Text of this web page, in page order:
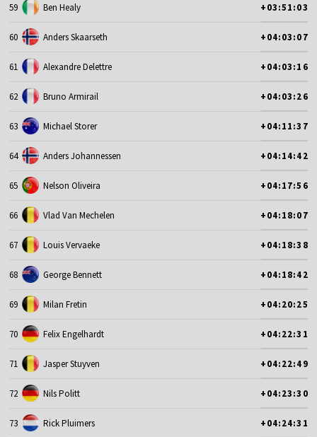
59 Ben Healy +03:51:03
60 Anders Skaarseth +04:03:07
61 Alexandre Delettre +04:03:16
62 Bruno Armirail +04:03:26
63 Michael Storer +04:11:37
64 Anders Johannessen +04:14:42
65 Nelson Oliveira +04:17:56
66 Vlad Van Mechelen +04:18:07
67 Louis Vervaeke +04:18:38
68 George Bennett +04:18:42
69 Milan Fretin +04:20:25
70 Felix Engelhardt +04:22:31
71 Jasper Stuyven +04:22:49
72 Nils Politt +04:23:30
73 Rick Pluimers +04:24:31